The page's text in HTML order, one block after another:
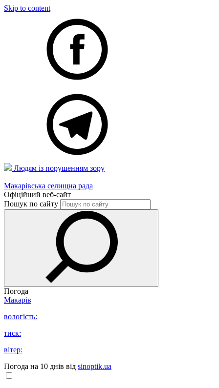
Skip to content
Людям із порушенням зору
Макарівська селищна рада
Офіційний веб-сайт
Пошук по сайту
Погода
Макарів
вологість:
тиск:
вітер:
Погода на 10 днів від sinoptik.ua